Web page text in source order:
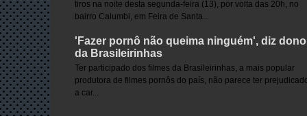
tiros na noite desta segunda-feira (13), por volta das 20h, no
bairro Calumbi, em Feira de Santa...
'Fazer pornô não queima ninguém', diz dono
da Brasileirinhas
Ter participado dos filmes da Brasileirinhas, a mais popular
produtora de filmes pornôs do país, não parece ter
a car...